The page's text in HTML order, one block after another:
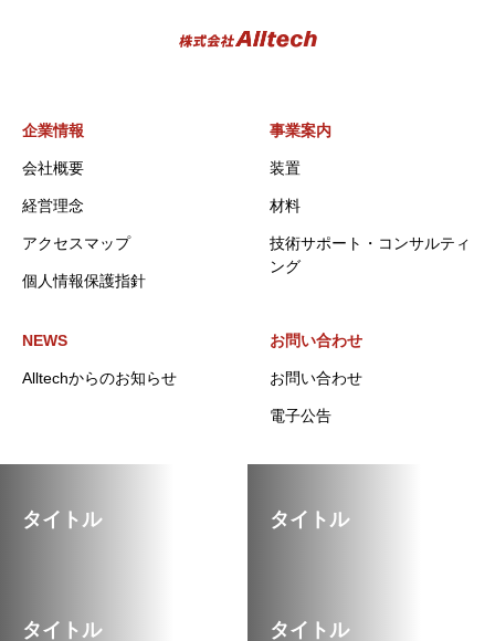
企業情報
会社概要
経営理念
アクセスマップ
個人情報保護指針
事業案内
装置
材料
技術サポート・コンサルティ
ング
NEWS
Alltechからのお知らせ
お問い合わせ
お問い合わせ
電子公告
タイトル タイトル
タイトル タイトル